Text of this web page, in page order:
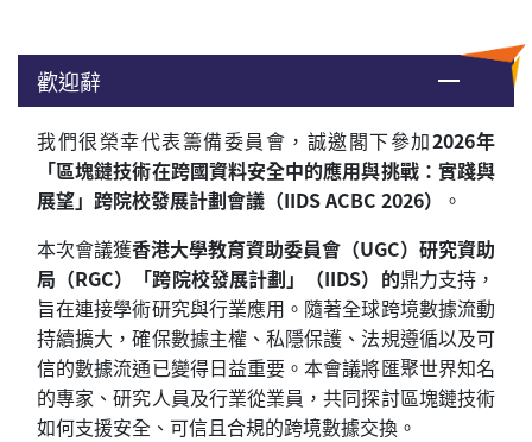
歡迎辭
我們很榮幸代表籌備委員會，誠邀閣下參加2026年
「區塊鏈技術在跨國資料安全中的應用與挑戰：實踐與
展望」跨院校發展計劃會議（IIDS ACBC 2026）
。
本次會議獲香港大學教育資助委員會（UGC）研究資助
局（RGC）「跨院校發展計劃」（IIDS）的鼎力支持，
旨在連接學術研究與行業應用。隨著全球跨境數據流動
持續擴大，確保數據主權、私隱保護、法規遵循以及可
信的數據流通已變得日益重要。本會議將匯聚世界知名
的專家、研究人員及行業從業員，共同探討區塊鏈技術
如何支援安全、可信且合規的跨境數據交換。